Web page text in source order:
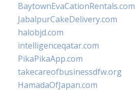
BaytownEvaCationRentals.com
JabalpurCakeDelivery.com
halobjd.com
intelligenceqatar.com
PikaPikaApp.com
takecareofbusinessdfw.org
HamadaOfJapan.com